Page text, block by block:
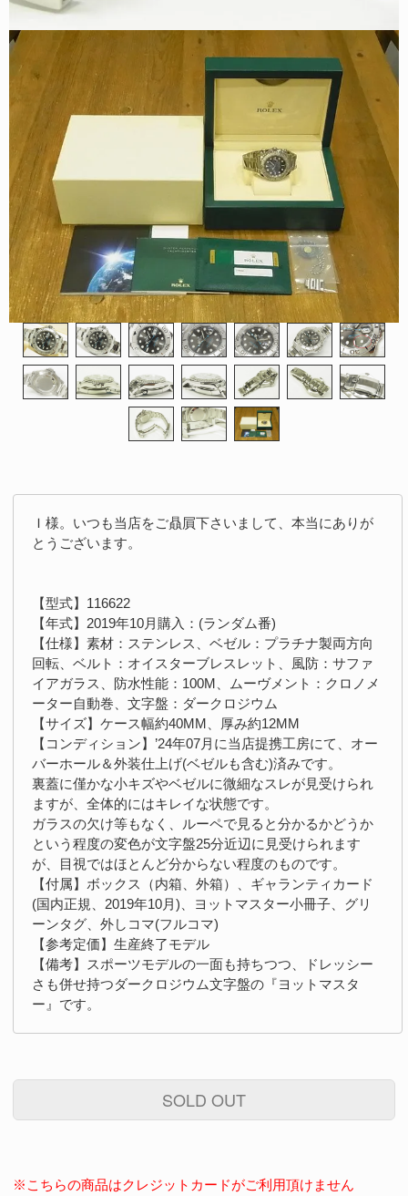
Ｉ様。いつも当店をご贔屓下さいまして、本当にありが
とうございます。
【型式】116622
【年式】2019年10月購入：(ランダム番)
【仕様】素材：ステンレス、ベゼル：プラチナ製両方向
回転、ベルト：オイスターブレスレット、風防：サファ
イアガラス、防水性能：100M、ムーヴメント：クロノメ
ーター自動巻、文字盤：ダークロジウム
【サイズ】ケース幅約40MM、厚み約12MM
【コンディション】’24年07月に当店提携工房にて、オー
バーホール＆外装仕上げ(ベゼルも含む)済みです。
裏蓋に僅かな小キズやベゼルに微細なスレが見受けられ
ますが、全体的にはキレイな状態です。
ガラスの欠け等もなく、ルーペで見ると分かるかどうか
という程度の変色が文字盤25分近辺に見受けられます
が、目視ではほとんど分からない程度のものです。
【付属】ボックス（内箱、外箱）、ギャランティカード
(国内正規、2019年10月)、ヨットマスター小冊子、グリ
ーンタグ、外しコマ(フルコマ)
【参考定価】生産終了モデル
【備考】スポーツモデルの一面も持ちつつ、ドレッシー
さも併せ持つダークロジウム文字盤の『ヨットマスタ
ー』です。
SOLD OUT
※こちらの商品はクレジットカードがご利用頂けません